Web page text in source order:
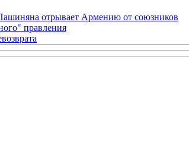
отрывает Армению от союзников
правления